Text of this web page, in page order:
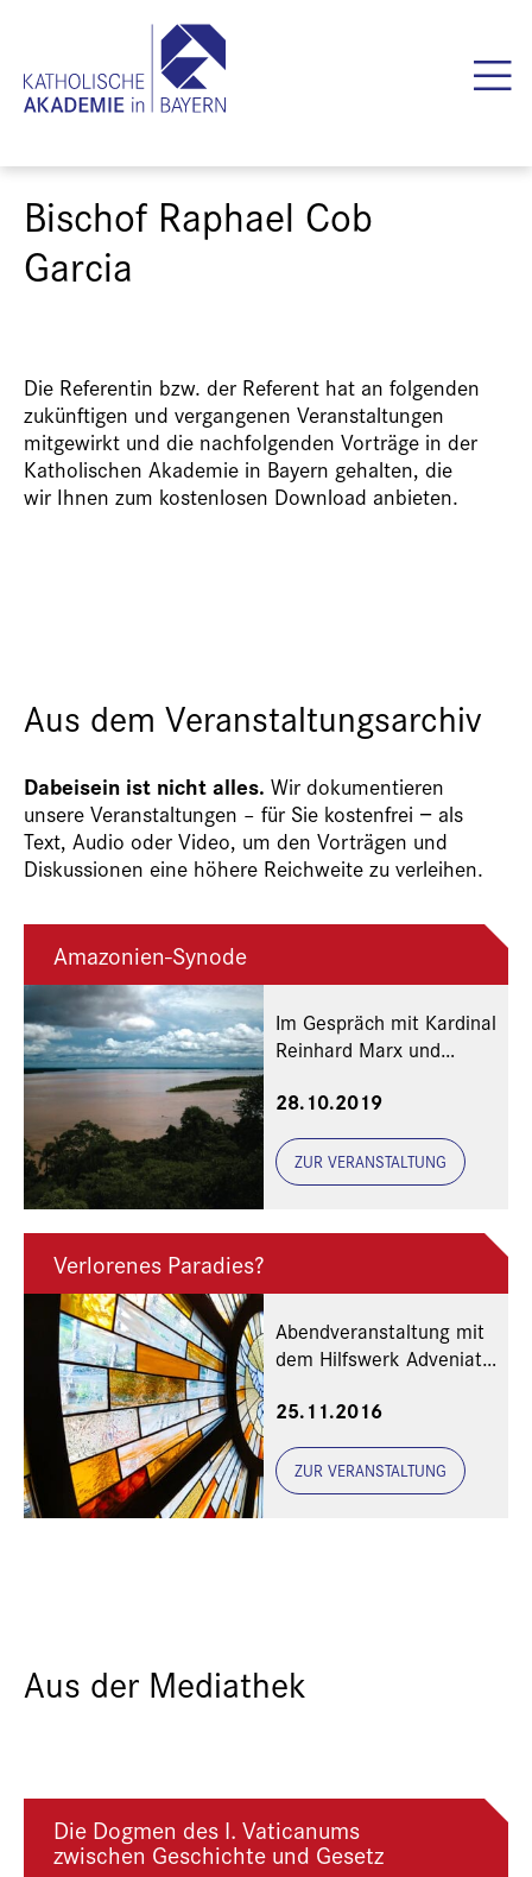
Bischof Raphael Cob
Garcia
Die Referentin bzw. der Referent hat an folgenden
zukünftigen und vergangenen Veranstaltungen
mitgewirkt und die nachfolgenden Vorträge in der
Katholischen Akademie in Bayern gehalten, die
wir Ihnen zum kostenlosen Download anbieten.
Aus dem Veranstaltungsarchiv
Dabeisein ist nicht alles. Wir dokumentieren
unsere Veranstaltungen – für Sie kostenfrei − als
Text, Audio oder Video, um den Vorträgen und
Diskussionen eine höhere Reichweite zu verleihen.
Amazonien-Synode
Im Gespräch mit Kardinal
Reinhard Marx und
Partnerland Ecuador
Foto: pxhere
28.10.2019
ZUR VERANSTALTUNG
Verlorenes Paradies?
Abendveranstaltung mit
dem Hilfswerk Adveniat
München und Freising
25.11.2016
ZUR VERANSTALTUNG
Aus der Mediathek
Die Dogmen des I. Vaticanums
zwischen Geschichte und Gesetz